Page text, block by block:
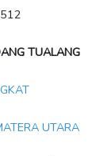
TUALANG
UTARA